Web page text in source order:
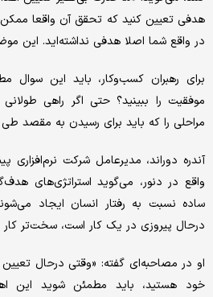
هدفی تعیین کنید که تحقق آن واقعا ممکن
در واقع شما اصلا هدفی نداشته‌اید. این
برای رهبران کسب‌وکار، باید این سوال
موفقیت را ببینید؟ حتی اگر راهی
مراحلی را که باید برای رسیدن به مقصد
واقع در دنور، می‌گوید استراتژی‌های
ساده نسبت به رفتار انسان ایجاد
درحال پیروزی در یک کار است، سخت‌تر کار
او در مصاحبه‌ای گفته: «وقتی درحال تعیین
خود هستید، باید مطمئن شوید این